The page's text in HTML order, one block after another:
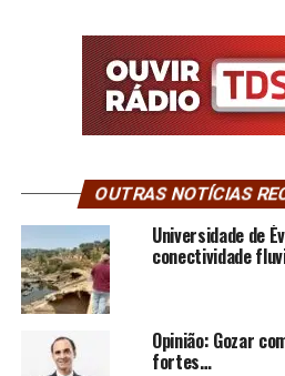
OUTRAS NOTÍCIAS
Universidade de
conectividade
Opinião: Gozar
fortes…